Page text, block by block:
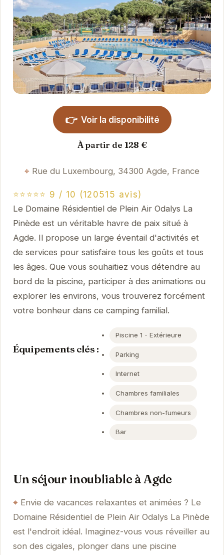
👉 Voir la disponibilité
À partir de 128 €
Rue du Luxembourg, 34300 Agde, France
⭐⭐⭐⭐⭐ 9 / 10 (120515 avis)
Le Domaine Résidentiel de Plein Air Odalys La
Pinède est un véritable havre de paix situé à
Agde. Il propose un large éventail d'activités et
de services pour satisfaire tous les goûts et tous
les âges. Que vous souhaitiez vous détendre au
bord de la piscine, participer à des animations ou
explorer les environs, vous trouverez forcément
votre bonheur dans ce camping familial.
Équipements clés :
Piscine 1 - Extérieure
Parking
Internet
Chambres familiales
Chambres non-fumeurs
Bar
Un séjour inoubliable à Agde
Envie de vacances relaxantes et animées ? Le
Domaine Résidentiel de Plein Air Odalys La Pinède
est l'endroit idéal. Imaginez-vous vous réveiller au
son des cigales, plonger dans une piscine